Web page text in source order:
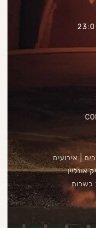
אירועים
אונליין
כשרות